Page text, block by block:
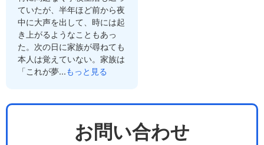
ていたが、半年ほど前から夜
中に大声を出して、時には起
き上がるようなこともあっ
た。次の日に家族が尋ねても
本人は覚えていない。家族は
「これが夢...もっと見る
お問い合わせ